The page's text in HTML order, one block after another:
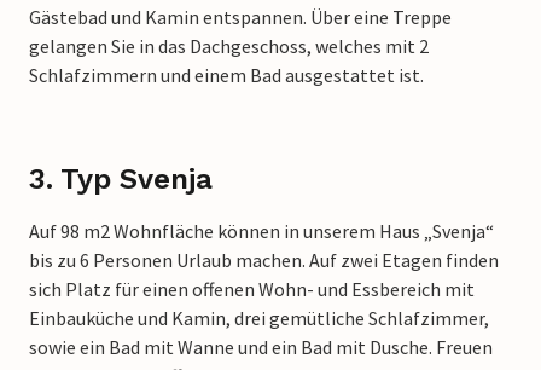
Gästebad und Kamin entspannen. Über eine Treppe
gelangen Sie in das Dachgeschoss, welches mit 2
Schlafzimmern und einem Bad ausgestattet ist.
3. Typ Svenja
Auf 98 m2 Wohnfläche können in unserem Haus „Svenja“
bis zu 6 Personen Urlaub machen. Auf zwei Etagen finden
sich Platz für einen offenen Wohn- und Essbereich mit
Einbauküche und Kamin, drei gemütliche Schlafzimmer,
sowie ein Bad mit Wanne und ein Bad mit Dusche. Freuen